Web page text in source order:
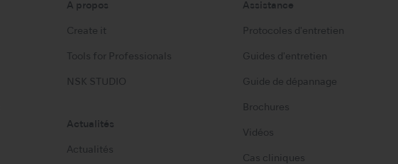
A propos
Create it
Tools for Professionals
NSK STUDIO
Actualités
Actualités
Assistance
Protocoles d'entretien
Guides d'entretien
Guide de dépannage
Brochures
Vidéos
Cas cliniques